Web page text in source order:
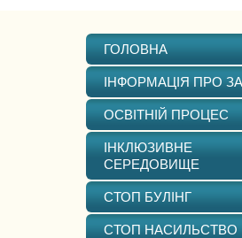
ГОЛОВНА
ІНФОРМАЦІЯ ПРО
ОСВІТНІЙ ПРОЦЕС
ІНКЛЮЗИВНЕ
СЕРЕДОВИЩЕ
СТОП БУЛІНГ
СТОП НАСИЛЬСТВО